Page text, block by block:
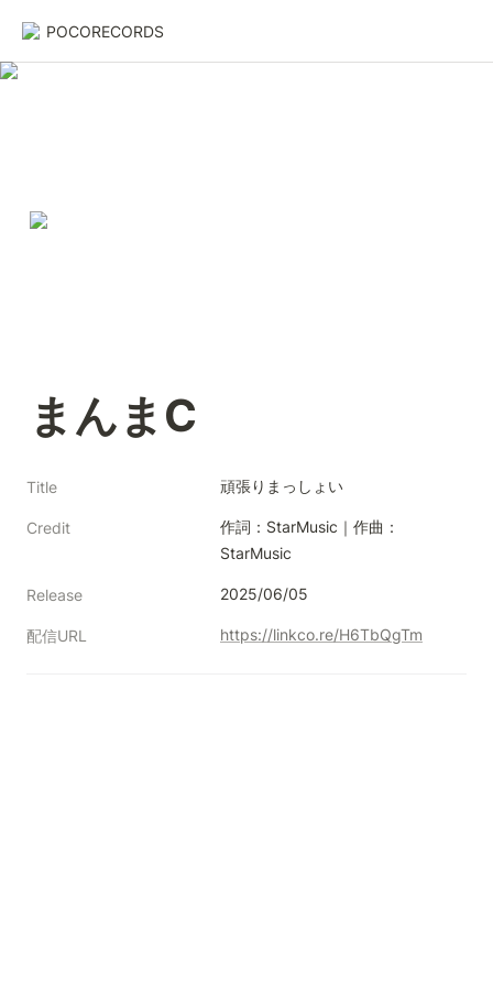
POCORECORDS
まんまC
Title 頑張りまっしょい
Credit
作詞：StarMusic｜作曲：
StarMusic
Release 2025/06/05
配信URL https://linkco.re/H6TbQgTm